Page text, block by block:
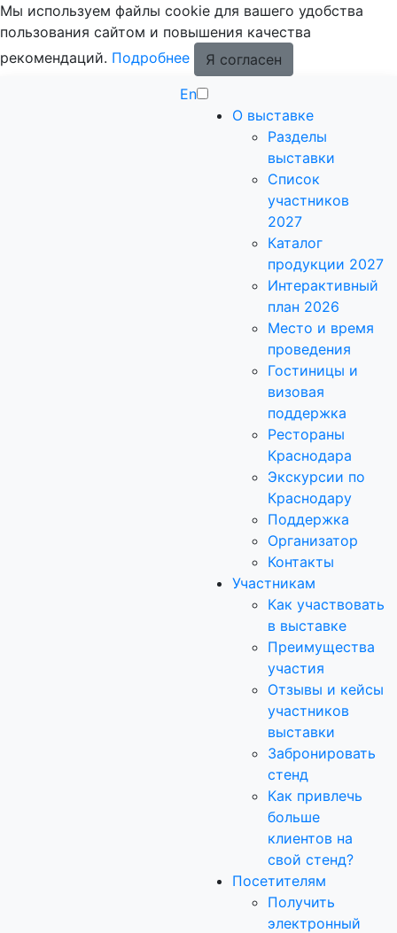
Мы используем файлы cookie для вашего удобства
пользования сайтом и повышения качества
рекомендаций. Подробнее
Я согласен
En
О выставке
Разделы
выставки
Список
участников
2027
Каталог
продукции 2027
Интерактивный
план 2026
Место и время
проведения
Гостиницы и
визовая
поддержка
Рестораны
Краснодара
Экскурсии по
Краснодару
Поддержка
Организатор
Контакты
Участникам
Как участвовать
в выставке
Преимущества
участия
Отзывы и кейсы
участников
выставки
Забронировать
стенд
Как привлечь
больше
клиентов на
свой стенд?
Посетителям
Получить
электронный